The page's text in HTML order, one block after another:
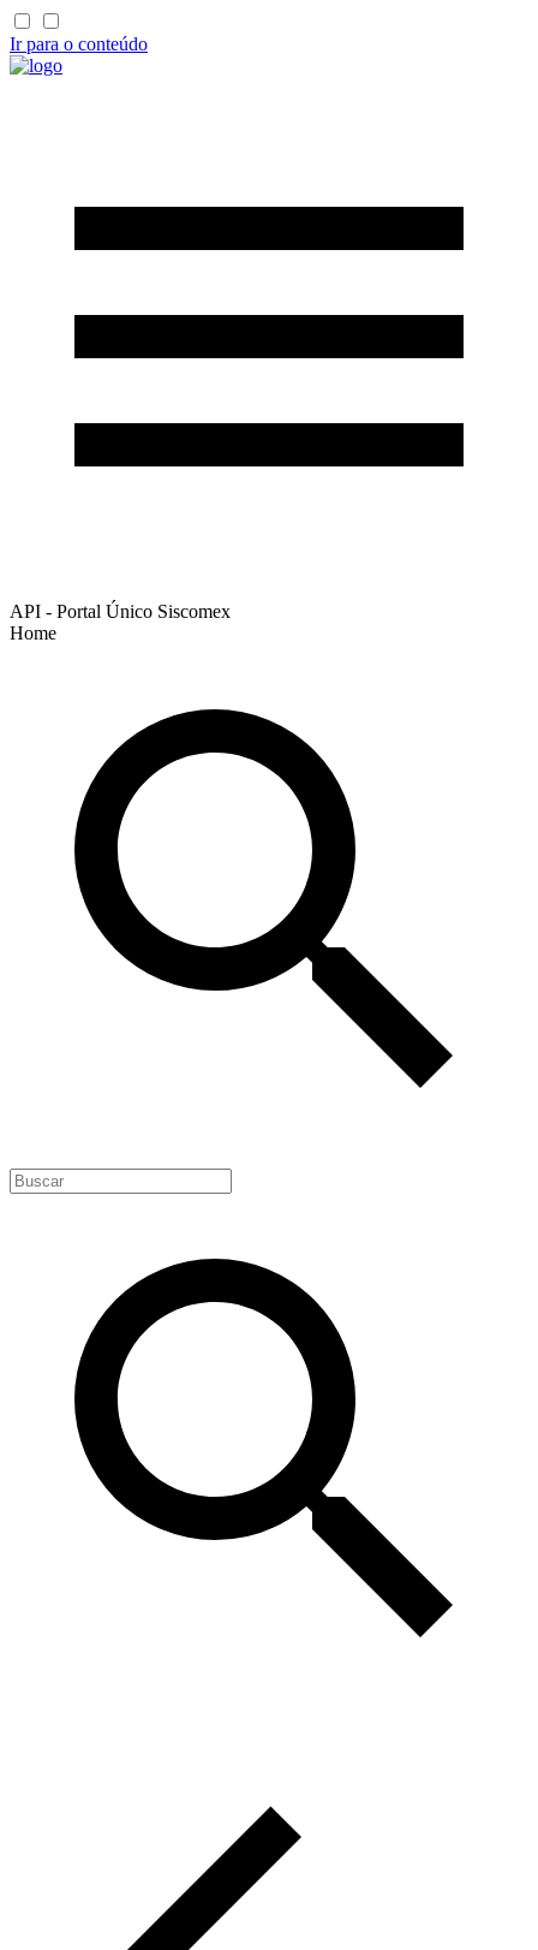
Ir para o conteúdo
API - Portal Único Siscomex
Home